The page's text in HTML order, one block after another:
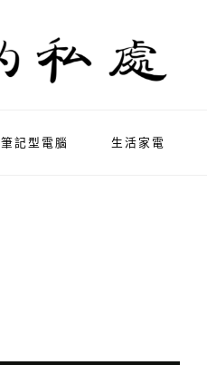
筆記型電腦 生活家電